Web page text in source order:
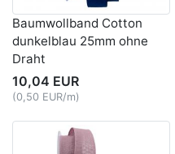
Baumwollband Cotton
dunkelblau 25mm ohne
Draht
10,04 EUR
(0,50 EUR/m)